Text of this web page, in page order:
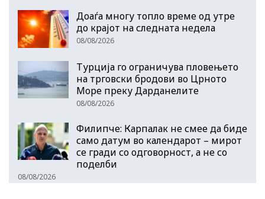
Доаѓа многу топло време од утре
до крајот на следната недела
08/08/2026
Турција го ограничува пловењето
на трговски бродови во Црното
Море преку Дарданелите
08/08/2026
Филипче: Карпалак не смее да биде
само датум во календарот – мирот
се гради со одговорност, а не со
поделби
08/08/2026